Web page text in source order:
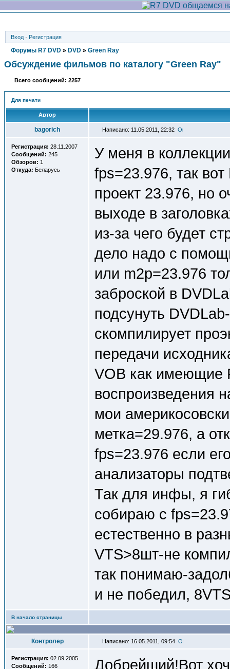
Вход · Регистрация
Форумы R7 DVD » DVD » Green Ray
Обсуждение фильмов по каталогу "Green Ray"
Всего сообщений: 2257
Для печати
Автор
bagorich Написано: 11.05.2011, 22:32
Регистрация: 28.11.2007
Сообщений: 245
Обзоров: 1
Откуда: Беларусь
У меня в
fps=23.976, так
проект 23.976, но
выходе в
из-за чего будет
дело надо с
или m2p=23.976
заброской в
подсунуть
скомпилирует
передачи
VOB как имеющие
воспроизведения
мои
метка=29.976, а
fps=23.976 если
анализаторы
Так для инфы, я
собираю с
естественно в
VTS>8шт-не
так понимаю-
и не победил,
В начало страницы
Контролер Написано: 16.05.2011, 09:54
Регистрация: 02.09.2005
Сообщений: 166
Добрейший!Вот